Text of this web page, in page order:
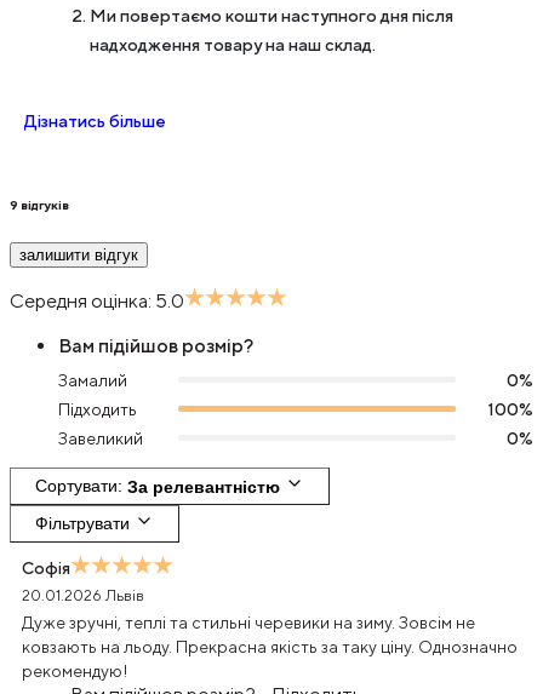
Ми повертаємо кошти наступного дня після
надходження товару на наш склад.
Дізнатись більше
9 відгуків
залишити відгук
Середня оцінка: 5.0
Вам підійшов розмір?
Замалий 0%
Підходить
100%
Завеликий
0%
Сортувати За релевантністю
Фільтрувати
Софія
20.01.2026 Львів
Дуже зручні, теплі та стильні черевики на зиму. Зовсім не
ковзають на льоду. Прекрасна якість за таку ціну. Однозначно
рекомендую!